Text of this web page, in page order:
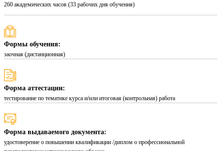
260 академических часов (33 рабочих дня обучения)
Формы обучения:
заочная (дистанционная)
Форма аттестации:
тестирование по тематике курса и/или итоговая (контрольная) работа
Форма выдаваемого документа:
удостоверение о повышении квалификации /диплом о профессиональной